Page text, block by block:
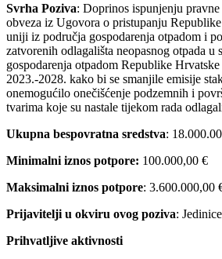
Svrha Poziva: Doprinos ispunjenju
obveza iz Ugovora o pristupanju
uniji iz područja gospodarenja otpadom i
zatvorenih odlagališta neopasnog otpada u
gospodarenja otpadom Republike
2023.-2028. kako bi se smanjile emisije
onemogućilo onečišćenje podzemnih i
tvarima koje su nastale tijekom rada
Ukupna bespovratna sredstva:
Minimalni iznos potpore: 100.000,00 €
Maksimalni iznos potpore: 3.600.000,00
Prijavitelji u okviru ovog poziva:
Prihvatljive aktivnosti